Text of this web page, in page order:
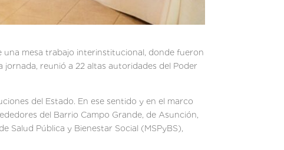
una mesa trabajo interinstitucional, donde fueron
reunió a 22 altas autoridades del Poder
del Estado. En ese sentido y en el marco
del Barrio Campo Grande, de Asunción,
Salud Pública y Bienestar Social (MSPyBS),